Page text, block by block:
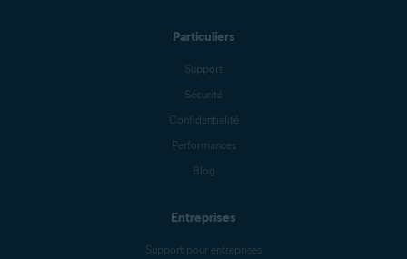
Particuliers
Support
Sécurité
Confidentialité
Performances
Blog
Entreprises
Support pour entreprises